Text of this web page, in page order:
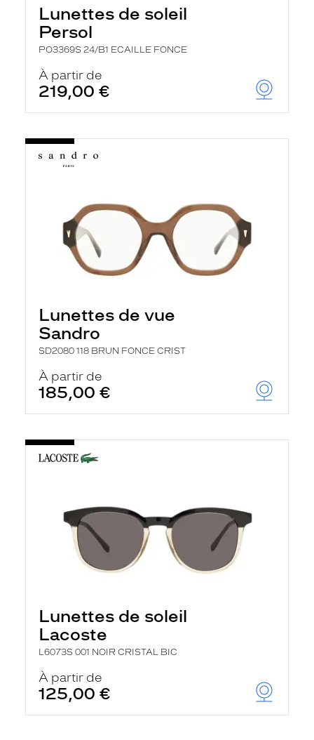
Lunettes de soleil
Persol
PO3369S 24/B1 ECAILLE FONCE
À partir de
219,00 €
Lunettes de vue
Sandro
SD2080 118 BRUN FONCE CRIST
À partir de
185,00 €
Lunettes de soleil
Lacoste
L6073S 001 NOIR CRISTAL BIC
À partir de
125,00 €